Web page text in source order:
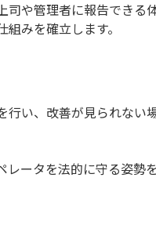
や管理者に報告できる
みを確立します。
い、改善が見られない
ータを法的に守る姿勢